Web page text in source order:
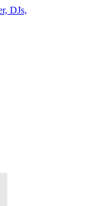
DJs,